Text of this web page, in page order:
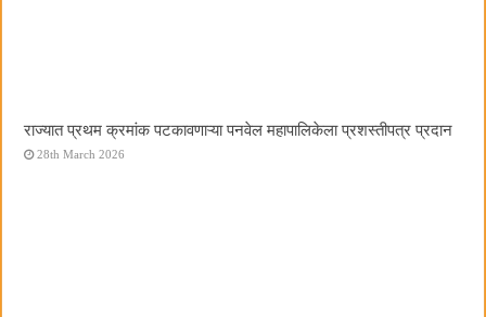
राज्यात प्रथम क्रमांक पटकावणाऱ्या पनवेल महापालिकेला प्रशस्तीपत्र प्रदान
28th March 2026